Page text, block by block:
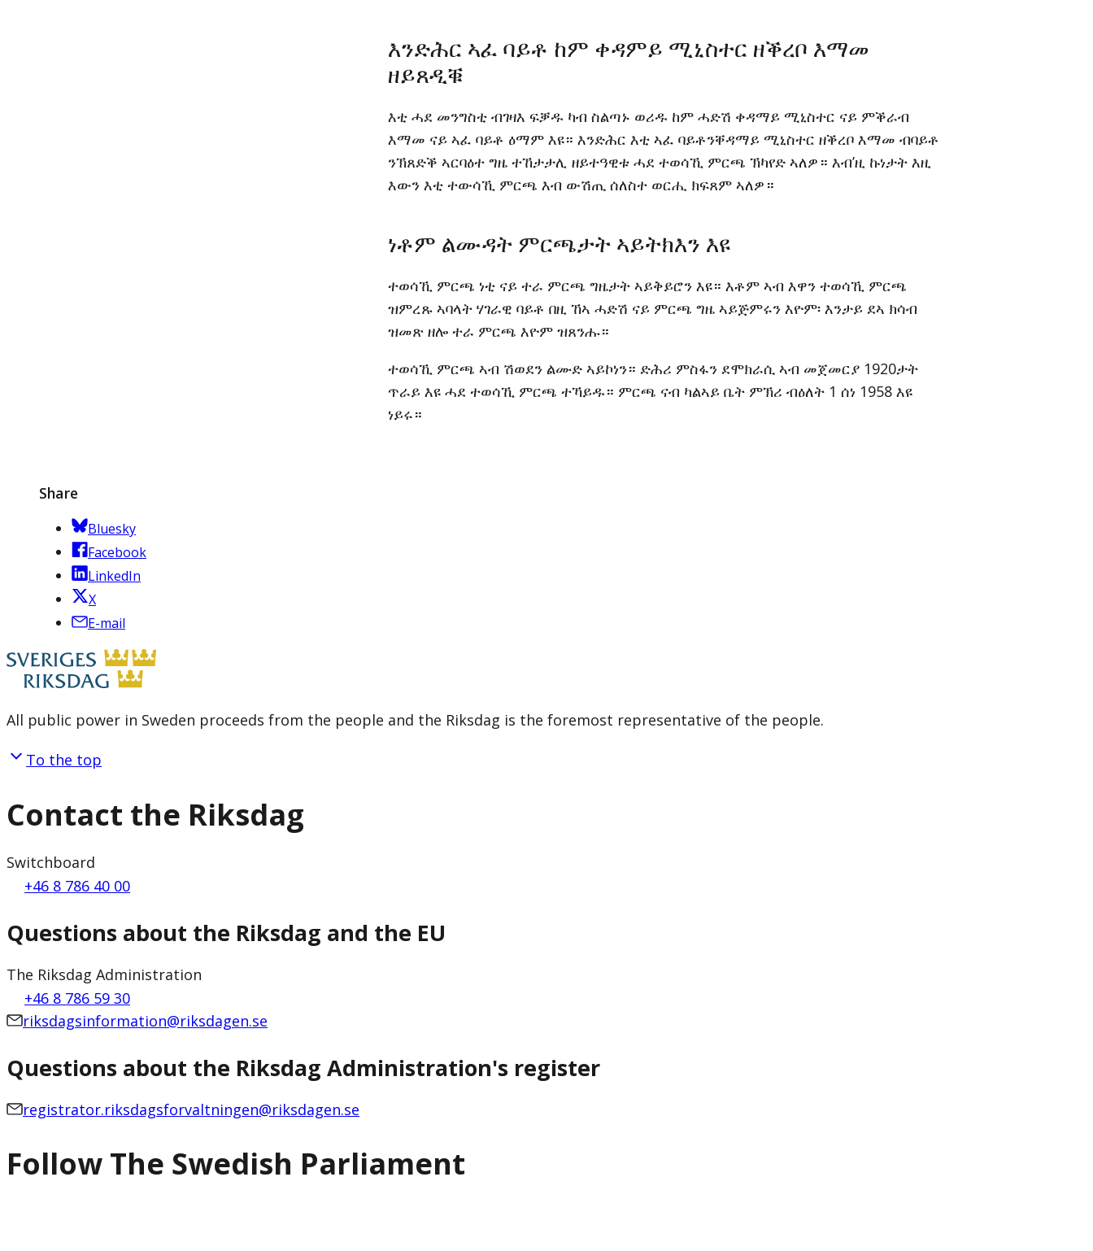
እንድሕር ኣፈ ባይቶ ከም ቀዳምይ ሚኒስተር ዘቕረቦ እማመ
ዘይጸዲቑ
እቲ ሓደ መንግስቲ ብገዛእ ፍቓዱ ካብ ስልጣኑ ወሪዱ ከም ሓድሽ ቀዳማይ ሚኒስተር ናይ ምቕራብ
እማመ ናይ ኣፈ ባይቶ ዕማም እዩ። እንድሕር እቲ ኣፈ ባይቶንቐዳማይ ሚኒስተር ዘቕረቦ እማመ ብባይቶ
ንኽጸድቕ ኣርባዕተ ግዜ ተኸታታሊ ዘይተዓዊቱ ሓደ ተወሳኺ ምርጫ ኽካየድ ኣለዎ። እብ’ዚ ኩነታት እዚ
እውን እቲ ተውሳኺ ምርጫ እብ ውሽጢ ሰለስተ ወርሒ ክፍጸም ኣለዎ።
ነቶም ልሙዳት ምርጫታት ኣይትክእን እዩ
ተወሳኺ ምርጫ ነቲ ናይ ተራ ምርጫ ግዜታት ኣይቅይሮን እዩ። እቶም ኣብ እዋን ተወሳኺ ምርጫ
ዝምረጹ ኣባላት ሃገራዊ ባይቶ በዚ ኸኣ ሓድሽ ናይ ምርጫ ግዜ ኣይጅምሩን እዮም፡ እንታይ ደኣ ክሳብ
ዝመጽ ዘሎ ተራ ምርጫ እዮም ዝጸንሑ።
ተወሳኺ ምርጫ ኣብ ሽወደን ልሙድ ኣይኮነን። ድሕሪ ምስፋን ደሞክራሲ ኣብ መጀመርያ 1920ታት
ጥራይ እዩ ሓደ ተወሳኺ ምርጫ ተኻይዱ። ምርጫ ናብ ካልኣይ ቤት ምኽሪ ብዕለት 1 ሰነ 1958 እዩ
ነይሩ።
Share
Bluesky
Facebook
LinkedIn
X
E-mail
All public power in Sweden proceeds from the people and the Riksdag is the foremost representative of the people.
To the top
Contact the Riksdag
Switchboard
+46 8 786 40 00
Questions about the Riksdag and the EU
The Riksdag Administration
+46 8 786 59 30
riksdagsinformation@riksdagen.se
Questions about the Riksdag Administration's register
registrator.riksdagsforvaltningen@riksdagen.se
Follow The Swedish Parliament